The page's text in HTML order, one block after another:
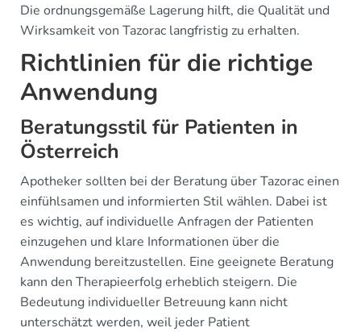
Die ordnungsgemäße Lagerung hilft, die Qualität und
Wirksamkeit von Tazorac langfristig zu erhalten.
Richtlinien für die richtige
Anwendung
Beratungsstil für Patienten in
Österreich
Apotheker sollten bei der Beratung über Tazorac einen
einfühlsamen und informierten Stil wählen. Dabei ist
es wichtig, auf individuelle Anfragen der Patienten
einzugehen und klare Informationen über die
Anwendung bereitzustellen. Eine geeignete Beratung
kann den Therapieerfolg erheblich steigern. Die
Bedeutung individueller Betreuung kann nicht
unterschätzt werden, weil jeder Patient